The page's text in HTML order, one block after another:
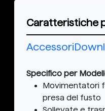
Caratteristiche
Accessori
Specifico per
Movimentatori
presa del fusto